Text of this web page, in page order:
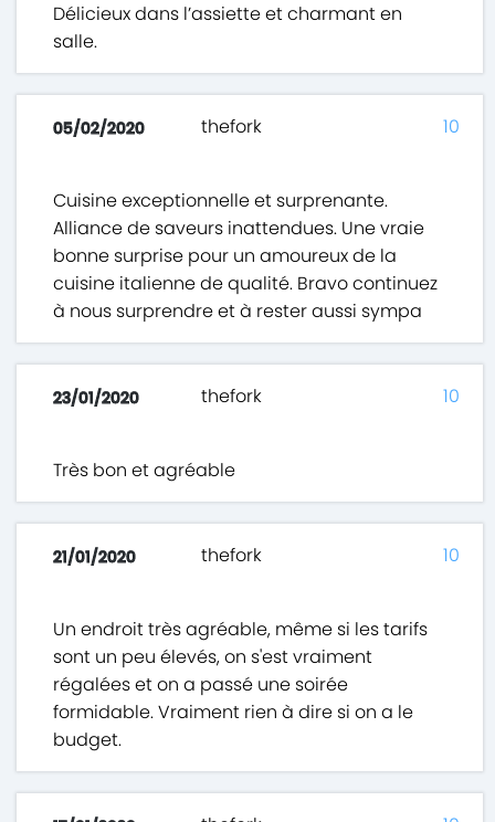
Délicieux dans l’assiette et charmant en
salle.
05/02/2020 thefork
Cuisine exceptionnelle et surprenante.
Alliance de saveurs inattendues. Une vraie
bonne surprise pour un amoureux de la
cuisine italienne de qualité. Bravo continuez
à nous surprendre et à rester aussi sympa
10
23/01/2020 thefork
Très bon et agréable
10
21/01/2020 thefork
Un endroit très agréable, même si les tarifs
sont un peu élevés, on s'est vraiment
régalées et on a passé une soirée
formidable. Vraiment rien à dire si on a le
budget.
10